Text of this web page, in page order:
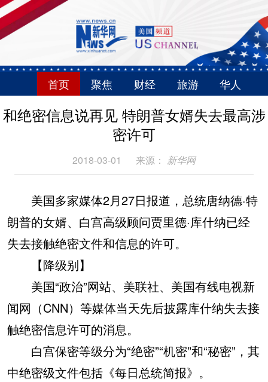
首页 聚焦 财经 旅游 华人
和绝密信息说再见 特朗普女婿失去最高涉
密许可
2018-03-01 来源： 新华网
美国多家媒体2月27日报道，总统唐纳德·特
朗普的女婿、白宫高级顾问贾里德·库什纳已经
失去接触绝密文件和信息的许可。
【降级别】
美国“政治”网站、美联社、美国有线电视新
闻网（CNN）等媒体当天先后披露库什纳失去接
触绝密信息许可的消息。
白宫保密等级分为“绝密”“机密”和“秘密”，其
中绝密级文件包括《每日总统简报》。